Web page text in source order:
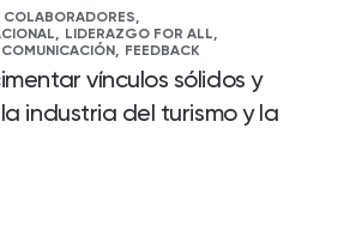
COLABORADORES,
LIDERAZGO FOR ALL,
COMUNICACIÓN, FEEDBACK
vínculos sólidos y
industria del turismo y la